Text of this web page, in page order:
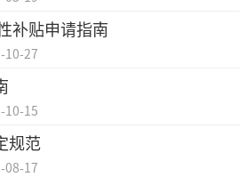
补贴申请指南
10-27
10-15
规范
08-17